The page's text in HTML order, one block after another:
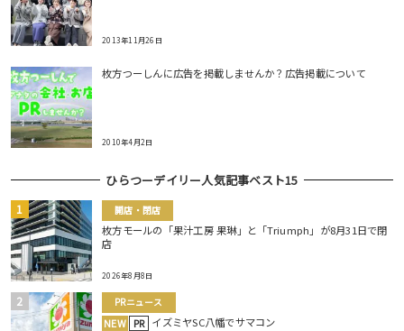
2013年11月26日
枚方つーしんに広告を掲載しませんか？広告掲載について
2010年4月2日
ひらつーデイリー人気記事ベスト15
開店・閉店
枚方モールの「果汁工房 果琳」と「Triumph」が8月31日で閉
店
2026年8月8日
PRニュース
NEW PR イズミヤSC八幡でサマコン